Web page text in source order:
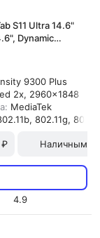
S11 Ultra 14.6"
Dynamic
9300 Plus
2x, 2960x1848
MediaTek
802.11g,
₽ Наличными
4.9